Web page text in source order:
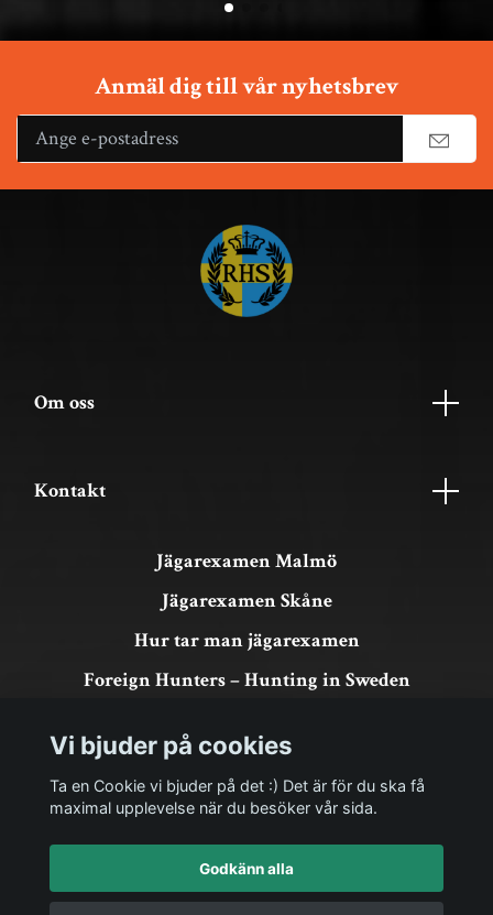
Anmäl dig till vår nyhetsbrev
Om oss
Kontakt
Jägarexamen Malmö
Jägarexamen Skåne
Hur tar man jägarexamen
Foreign Hunters – Hunting in Sweden
Om köp och returer
Vi bjuder på cookies
Ta en Cookie vi bjuder på det :) Det är för du ska få
maximal upplevelse när du besöker vår sida.
Godkänn alla